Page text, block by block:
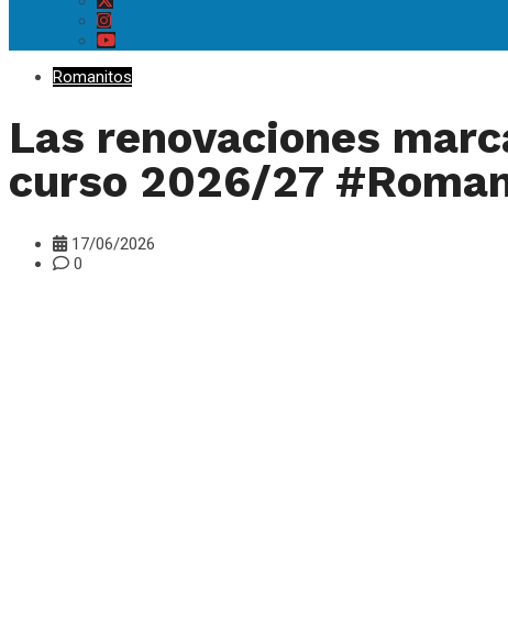
Romanitos
Las renovaciones
curso 2026/27
17/06/2026
0